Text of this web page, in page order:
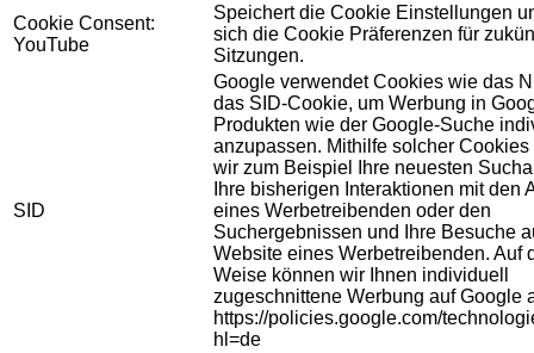
Cookie Consent:
YouTube
Speichert die Cookie Einstellungen
sich die Cookie Präferenzen für
Sitzungen.
SID
Google verwendet Cookies wie das
das SID-Cookie, um Werbung in
Produkten wie der Google-Suche
anzupassen. Mithilfe solcher Cookies
wir zum Beispiel Ihre neuesten
Ihre bisherigen Interaktionen mit den
eines Werbetreibenden oder den
Suchergebnissen und Ihre Besuche
Website eines Werbetreibenden. Auf
Weise können wir Ihnen individuell
zugeschnittene Werbung auf Google
https://policies.google.com/
hl=de